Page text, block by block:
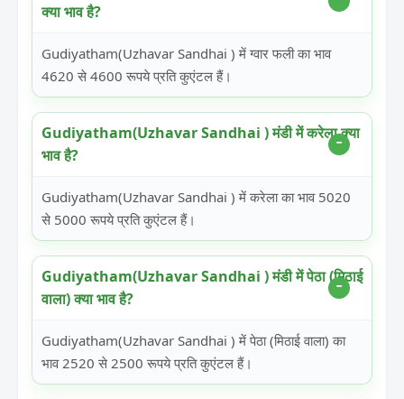
क्या भाव है?
Gudiyatham(Uzhavar Sandhai ) में ग्वार फली का भाव
4620 से 4600 रूपये प्रति कुएंटल हैं।
Gudiyatham(Uzhavar Sandhai ) मंडी में करेला क्या
भाव है?
Gudiyatham(Uzhavar Sandhai ) में करेला का भाव 5020
से 5000 रूपये प्रति कुएंटल हैं।
Gudiyatham(Uzhavar Sandhai ) मंडी में पेठा (मिठाई
वाला) क्या भाव है?
Gudiyatham(Uzhavar Sandhai ) में पेठा (मिठाई वाला) का
भाव 2520 से 2500 रूपये प्रति कुएंटल हैं।